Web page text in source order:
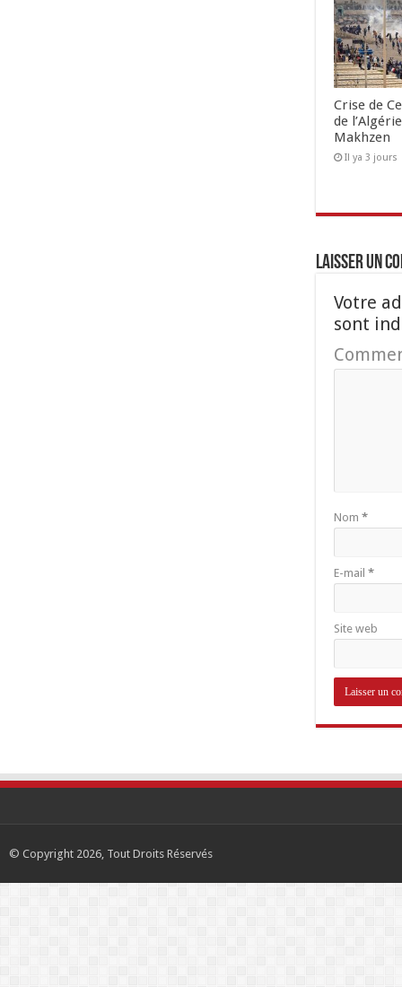
Crise de
de
Makhzen
Il ya 3 jours
Laisser un
Votre
sont
Nom *
E-mail *
Site web
© Copyright 2026, Tout Droits Réservés